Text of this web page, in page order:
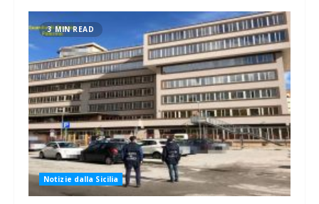
3 MIN READ
Notizie dalla Sicilia